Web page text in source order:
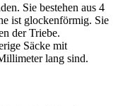
Sie bestehen aus 4
ist glockenförmig. Sie
der Triebe.
Säcke mit
lang sind.